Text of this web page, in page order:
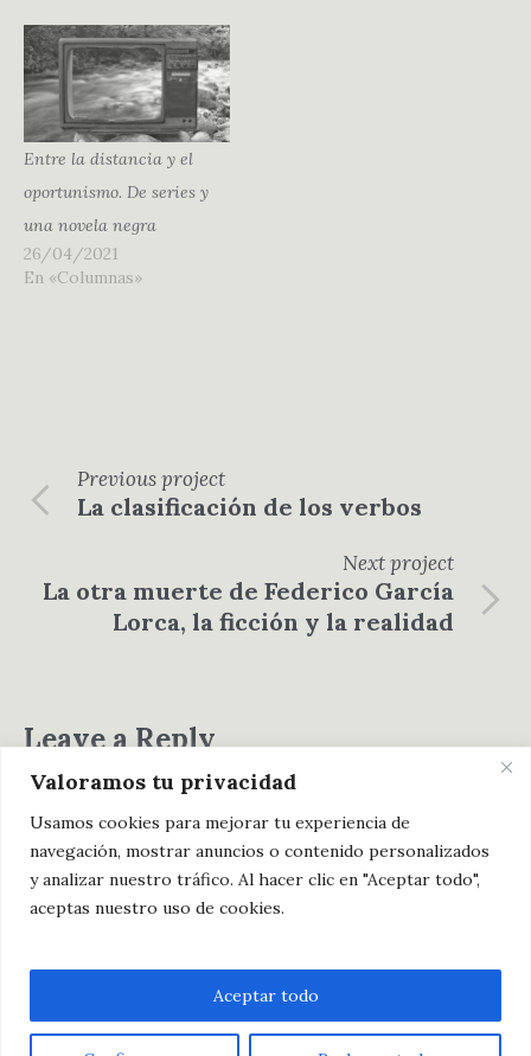
Valoramos tu privacidad
Usamos cookies para mejorar tu experiencia de
navegación, mostrar anuncios o contenido personalizados
y analizar nuestro tráfico. Al hacer clic en "Aceptar todo",
aceptas nuestro uso de cookies.
Aceptar todo
Entre la distancia y el
oportunismo. De series y
una novela negra
26/04/2021
En «Columnas»
Previousproject
La clasificación de los verbos
Nextproject
La otra muerte de Federico García
Lorca, la ficción y la realidad
Leave a Reply
Política de privacidad/ Fondo Blanco Editorial ©
2023 / Derechos reservados